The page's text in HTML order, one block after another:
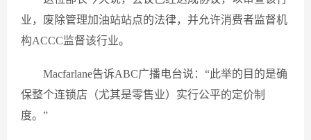
业，废除管理加油站站点的法律，并允许消费者监督机
构ACCC监督该行业。
Macfarlane告诉ABC广播电台说：“此举的目的是确
保整个连锁店（尤其是零售业）实行公平的定价制
度。”